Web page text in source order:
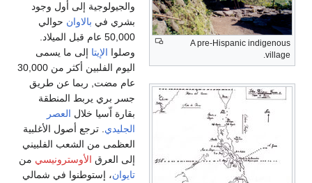
A pre-Hispanic indigenous
village.
والجيولوجية إلى أول وجود
بشري في بالاوان حوالي
50,000 عام قبل الميلاد.
وصلوا الإيتا إلى ما يسمى
اليوم الفلبين أكثر من 30,000
عام مضت, ربما عن طريق
جسر بري يربط المنطقة
بقارة اّسيا خلال العصر
الجليدي . ترجع أصول الأغلبية
العظمى من الشعب الفلبيني
إلى العرق الأوسترونيسي من
تايوان، إستوطنوا في شمالي